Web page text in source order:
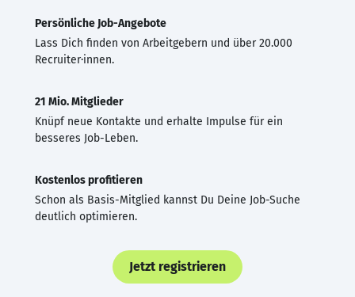
Persönliche Job-Angebote
Lass Dich finden von Arbeitgebern und über 20.000
Recruiter·innen.
21 Mio. Mitglieder
Knüpf neue Kontakte und erhalte Impulse für ein
besseres Job-Leben.
Kostenlos profitieren
Schon als Basis-Mitglied kannst Du Deine Job-Suche
deutlich optimieren.
Jetzt registrieren